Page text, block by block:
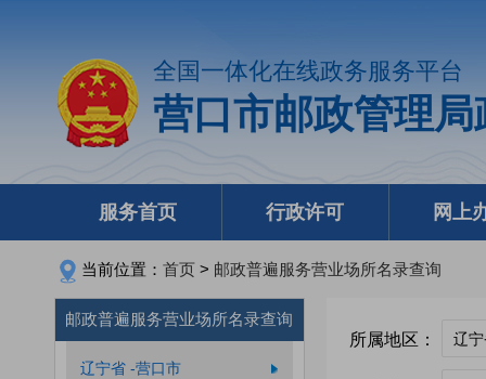
全国一体化在线政务服务平台
营口市邮政管理
服务首页 行政许可 网上
当前位置： 首页 > 邮政普遍服务营业场所名录查询
邮政普遍服务营业场所名录查询
辽宁省 -营口市
所属地区：